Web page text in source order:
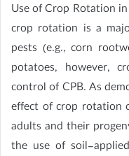
Use of Crop Rotation
crop rotation is a
pests (e.g., corn
potatoes, however,
control of CPB. As
effect of crop rotation
adults and their
the use of soil-